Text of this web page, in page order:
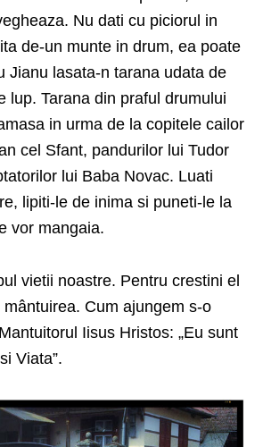
Nu dati cu piciorul in
de-un munte in drum, ea poate
Jianu lasata-n tarana udata de
lup. Tarana din praful drumului
in urma de la copitele cailor
cel Sfant, pandurilor lui Tudor
lui Baba Novac. Luati
lipiti-le de inima si puneti-le la
vor mangaia.
vietii noastre. Pentru crestini el
Cum ajungem s-o
Iisus Hristos: „Eu sunt
Viata”.